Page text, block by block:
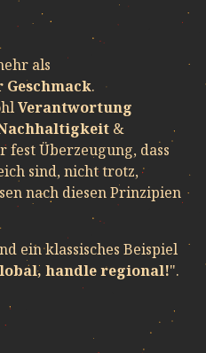
als
Geschmack.
Verantwortung
&
fest Überzeugung, dass
sind, nicht trotz,
nach diesen Prinzipien
ein klassisches Beispiel
handle regional!".